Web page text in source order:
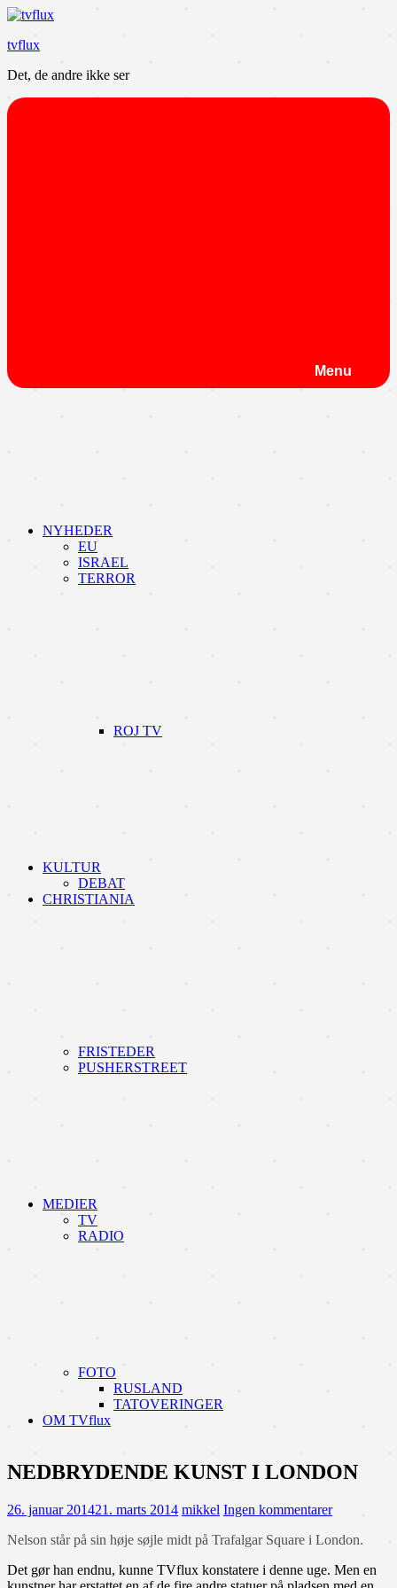
Videre
indhold
tvflux
Det, de andre ikke ser
Menu
NYHEDER
EU
ISRAEL
TERROR
ROJ TV
KULTUR
DEBAT
CHRISTIANIA
FRISTEDER
PUSHERSTREET
MEDIER
TV
RADIO
FOTO
RUSLAND
TATOVERINGER
OM TVflux
NEDBRYDENDE KUNST I LONDON
26. januar 201421. marts 2014 mikkel Ingen kommentarer
Nelson står på sin høje søjle midt på Trafalgar Square i London.
Det gør han endnu, kunne TVflux konstatere i denne uge. Men en